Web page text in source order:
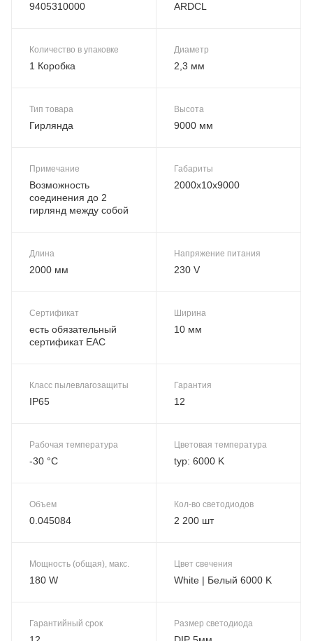
9405310000 ARDCL
Количество в упаковке
1 Коробка
Диаметр
2,3 мм
Тип товара
Гирлянда
Высота
9000 мм
Примечание
Возможность
соединения до 2
гирлянд между собой
Габариты
2000x10x9000
Длина
2000 мм
Напряжение питания
230 V
Сертификат
есть обязательный
сертификат EAC
Ширина
10 мм
Класс пылевлагозащиты
IP65
Гарантия
12
Рабочая температура
-30 °C
Цветовая температура
typ: 6000 K
Объем
0.045084
Кол-во светодиодов
2 200 шт
Мощность (общая), макс.
180 W
Цвет свечения
White | Белый 6000 K
Гарантийный срок Размер светодиода